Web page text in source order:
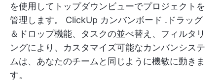
を使用してトップダウンビューでプロジェクトを
管理します。 ClickUp カンバンボード .ドラッグ
＆ドロップ機能、タスクの並べ替え、フィルタリ
ングにより、カスタマイズ可能なカンバンシステ
ムは、あなたのチームと同じように機敏に動きま
す。